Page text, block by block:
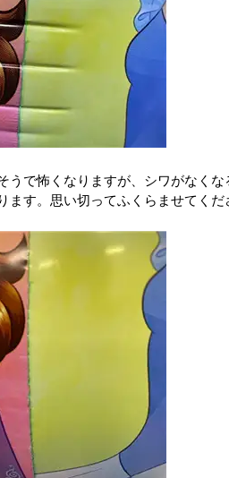
うで怖くなりますが、シワがなくな
す。思い切ってふくらませてくだ